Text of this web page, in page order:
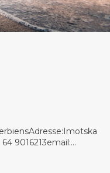
9016213email:…